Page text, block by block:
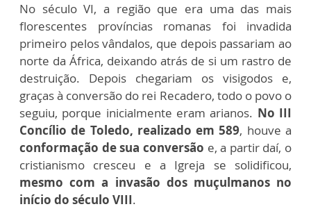
No século VI, a região que era uma das mais
florescentes províncias romanas foi invadida
primeiro pelos vândalos, que depois passariam ao
norte da África, deixando atrás de si um rastro de
destruição. Depois chegariam os visigodos e,
graças à conversão do rei Recadero, todo o povo o
seguiu, porque inicialmente eram arianos. No III
Concílio de Toledo, realizado em 589, houve a
conformação de sua conversão e, a partir daí, o
cristianismo cresceu e a Igreja se solidificou,
mesmo com a invasão dos muçulmanos no
início do século VIII.